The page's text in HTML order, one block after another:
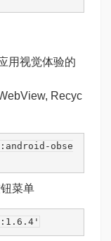
用视觉体验的
Recyc
obse
菜单